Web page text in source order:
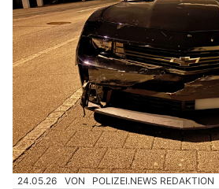
24.05.26 VON POLIZEI.NEWS REDAKTION